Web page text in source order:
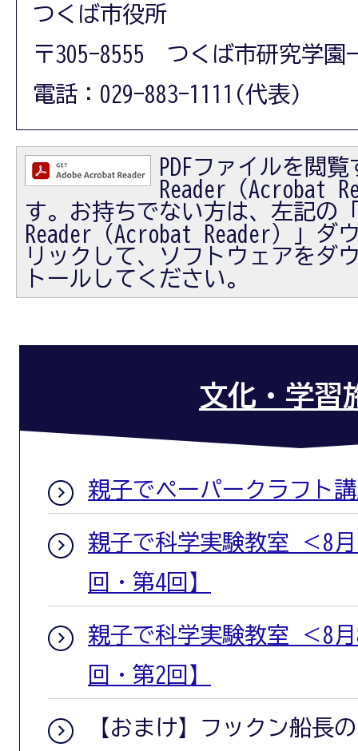
つくば市役所
〒305-8555 つくば市研究学園
電話：029-883-1111(代表)
PDFファイルを閲
Reader（Acrobat
す。お持ちでない方は、左記の
Reader（Acrobat Reader）」ダ
リックして、ソフトウェアをダ
トールしてください。
文化・学習
親子でペーパークラフト講
親子で科学実験教室 ＜8
回・第4回】
親子で科学実験教室 ＜8
回・第2回】
【おまけ】フックン船長